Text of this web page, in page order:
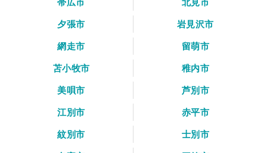
夕張市
岩見沢市
網走市
留萌市
苫小牧市
稚内市
美唄市
芦別市
江別市
赤平市
紋別市
士別市